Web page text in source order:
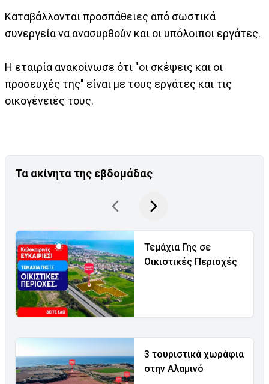
Καταβάλλονται προσπάθειες από σωστικά
συνεργεία να ανασυρθούν και οι υπόλοιποι εργάτες.
Η εταιρία ανακοίνωσε ότι "οι σκέψεις και οι
προσευχές της" είναι με τους εργάτες και τις
οικογένειές τους.
Τα ακίνητα της εβδομάδας
Τεμάχια Γης σε
Οικιστικές Περιοχές
3 τουριστικά χωράφια
στην Αλαμινό